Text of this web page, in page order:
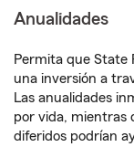
Anualidades
Permita que State
una inversión a
Las anualidades
por vida, mientras
diferidos podrían